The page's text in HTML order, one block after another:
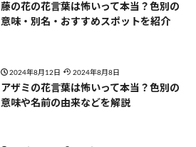
藤の花の花言葉は怖いって本当？色別の
意味・別名・おすすめスポットを紹介
2024年8月12日 2024年8月8日
アザミの花言葉は怖いって本当？色別の
意味や名前の由来などを解説